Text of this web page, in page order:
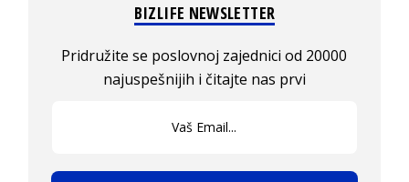
BIZLIFE NEWSLETTER
Pridružite se poslovnoj zajednici od 20000
najuspešnijih i čitajte nas prvi